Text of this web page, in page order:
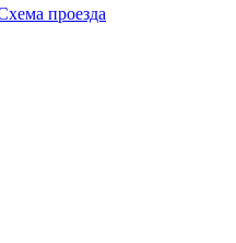
проезда